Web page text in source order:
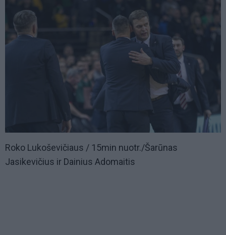
Roko Lukoševičiaus / 15min nuotr./Šarūnas
Jasikevičius ir Dainius Adomaitis